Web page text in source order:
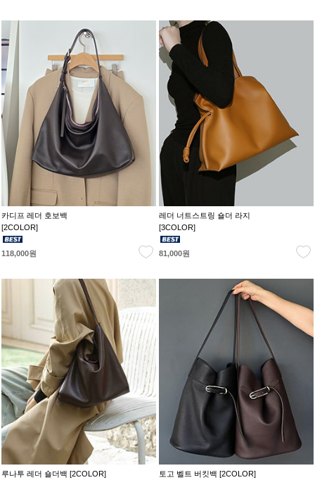
카디프 레더 호보백
[2COLOR]
118,000원
레더 너트스트링 숄더 라지
[3COLOR]
81,000원
루나투 레더 숄더백 [2COLOR] 토고 벨트 버킷백 [2COLOR]